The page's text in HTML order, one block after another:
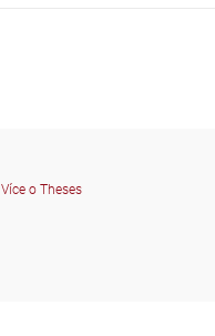
Více o Theses